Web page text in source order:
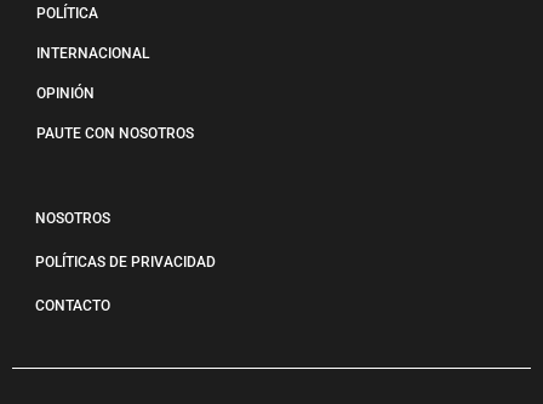
POLÍTICA
INTERNACIONAL
OPINIÓN
PAUTE CON NOSOTROS
NOSOTROS
POLÍTICAS DE PRIVACIDAD
CONTACTO